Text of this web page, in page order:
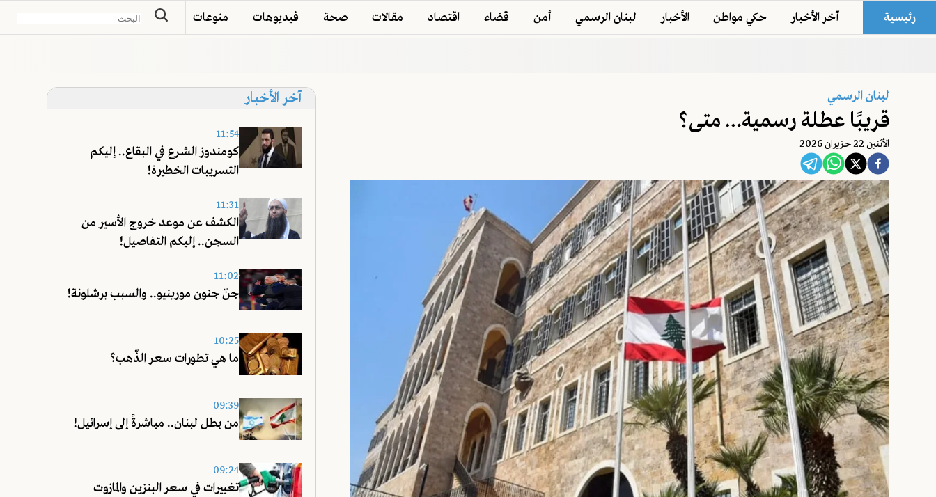
رئيسية آخر الأخبار حكي مواطن الأخبار لبنان الرسمي أمن قضاء اقتصاد مقالات صحة فيديوهات منوعات
لبنان الرسمي
قريبًا عطلة رسمية… متى؟
اﻷثنين 22 حزيران 2026
آخر الأخبار
11:54
كومندوز الشرع في البقاع.. إليكم
التسريبات الخطيرة!
11:31
الكشف عن موعد خروج الأسير من
السجن.. إليكم التفاصيل!
11:02
جنّ جنون مورينيو.. والسبب برشلونة!
10:25
ما هي تطورات سعر الذّهب؟
09:39
من بطل لبنان.. مباشرةً إلى إسرائيل!
09:24
تغييرات في سعر البنزين والمازوت